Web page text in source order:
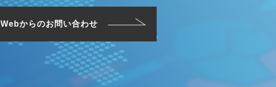
Webからのお問い合わせ